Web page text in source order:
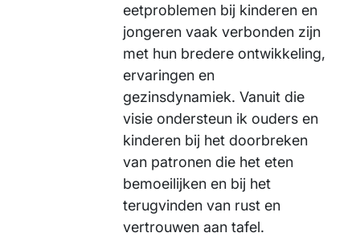
eetproblemen bij kinderen en
jongeren vaak verbonden zijn
met hun bredere ontwikkeling,
ervaringen en
gezinsdynamiek. Vanuit die
visie ondersteun ik ouders en
kinderen bij het doorbreken
van patronen die het eten
bemoeilijken en bij het
terugvinden van rust en
vertrouwen aan tafel.